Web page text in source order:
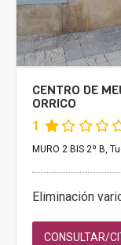
CENTRO DE
ORRICO
1
MURO 2 BIS 2º B,
Eliminación
CONSULTAR/